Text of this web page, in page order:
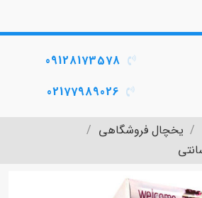
09128173578
02177989026
یخچال فروشگاهی